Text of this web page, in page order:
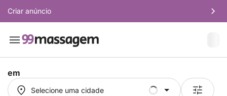
Criar anúncio
em
Selecione uma cidade
Selecione uma cidade